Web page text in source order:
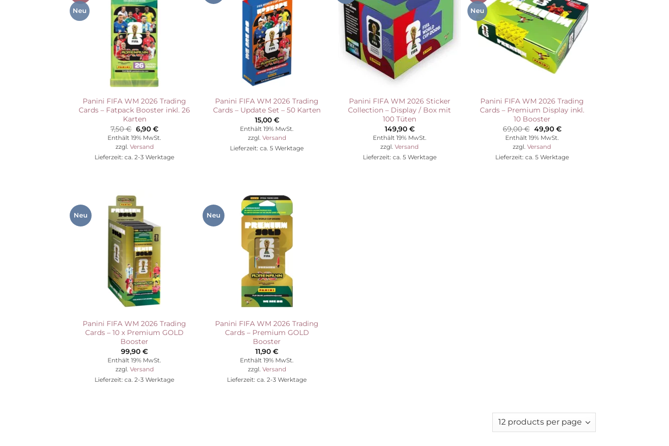
Neu
Wunschliste
Panini FIFA WM 2026 Trading
Cards – Fatpack Booster inkl. 26
Karten
7,50€ Ursprünglicher
Preis
war:
7,50 €
6,90 €Aktueller
Preis
ist:
Enthält 19% MwSt.
zzgl. Versand
Lieferzeit: ca. 2-3 Werktage
Wunschliste
Panini FIFA WM 2026 Trading
Cards – Update Set – 50 Karten
15,00 €
Enthält 19% MwSt.
zzgl. Versand
Lieferzeit: ca. 5 Werktage
Wunschliste
Panini FIFA WM 2026 Sticker
Collection – Display / Box mit
100 Tüten
149,90 €
Enthält 19% MwSt.
zzgl.Versand
Lieferzeit: ca. 5 Werktage
Neu
Wunschliste
Panini FIFA WM 2026 Trading
Cards – Premium Display inkl.
10 Booster
69,00€ Ursprünglicher
Preis
war:
69,00 €
49,90 €Aktueller
Enthält 19% MwSt.
zzgl.Versand
Lieferzeit: ca. 5 Werktage
Neu
Wunschliste
Panini FIFA WM 2026 Trading
Cards – 10 x Premium GOLD
Booster
99,90€
Enthält 19% MwSt.
zzgl. Versand
Lieferzeit: ca. 2-3 Werktage
Neu
Auf die
Wunschliste
Panini FIFA WM 2026 Trading
Cards – Premium GOLD
Booster
11,90€
Enthält 19% MwSt.
zzgl. Versand
Lieferzeit: ca. 2-3 Werktage